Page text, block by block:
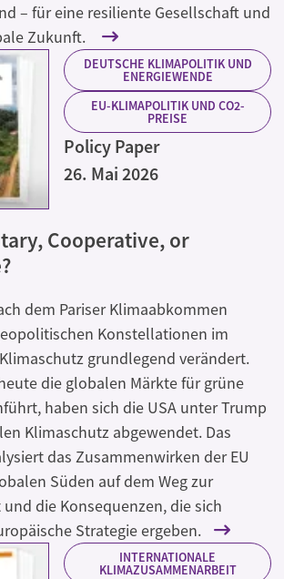
– für eine resiliente Gesellschaft und
Zukunft.
DEUTSCHE KLIMAPOLITIK UND
ENERGIEWENDE
EU-KLIMAPOLITIK UND CO2-
PREISE
Policy Paper
26. Mai 2026
Cooperative, or
dem Pariser Klimaabkommen
Konstellationen im
grundlegend verändert.
die globalen Märkte für grüne
haben sich die USA unter Trump
Klimaschutz abgewendet. Das
das Zusammenwirken der EU
Süden auf dem Weg zur
die Konsequenzen, die sich
Strategie ergeben.
INTERNATIONALE
KLIMAZUSAMMENARBEIT